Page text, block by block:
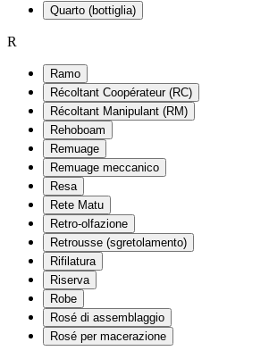
Quarto (bottiglia)
R
Ramo
Récoltant Coopérateur (RC)
Récoltant Manipulant (RM)
Rehoboam
Remuage
Remuage meccanico
Resa
Rete Matu
Retro-olfazione
Retrousse (sgretolamento)
Rifilatura
Riserva
Robe
Rosé di assemblaggio
Rosé per macerazione